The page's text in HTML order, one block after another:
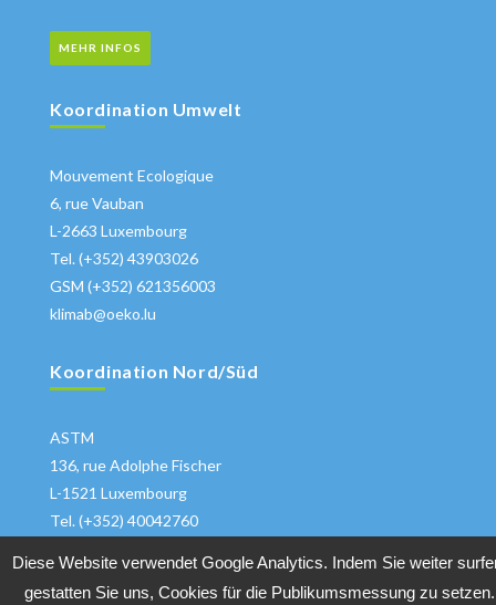
MEHR INFOS
Koordination Umwelt
Mouvement Ecologique
6, rue Vauban
L-2663 Luxembourg
Tel. (+352) 43903026
GSM (+352) 621356003
klimab@oeko.lu
Koordination Nord/Süd
ASTM
136, rue Adolphe Fischer
L-1521 Luxembourg
Tel. (+352) 40042760
Diese Website verwendet Google Analytics. Indem Sie weiter
gestatten Sie uns, Cookies für die Publikumsmessung zu setzen.